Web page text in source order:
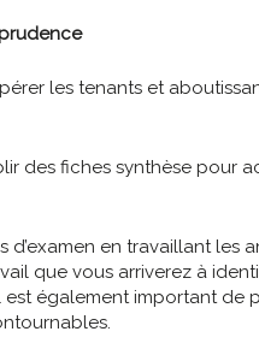
les tenants et
des fiches synthèse pour
d’examen en travaillant les
que vous arriverez à
est également important de